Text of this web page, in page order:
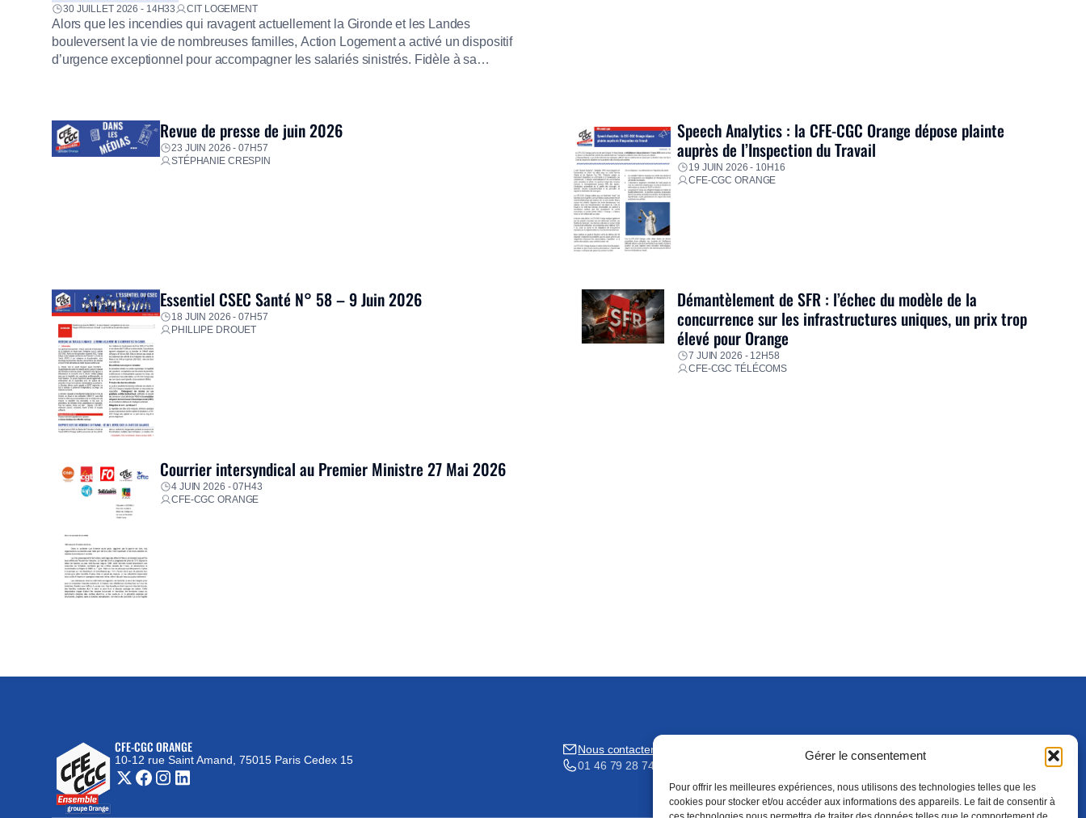
Gérer le consentement
Pour offrir les meilleures expériences, nous utilisons des technologies telles que les
cookies pour stocker et/ou accéder aux informations des appareils. Le fait de consentir à
30 JUILLET 2026 - 14H33
CIT LOGEMENT
Alors que les incendies qui ravagent actuellement la Gironde et les Landes
bouleversent la vie de nombreuses familles, Action Logement a activé un dispositif
d’urgence exceptionnel pour accompagner les salariés sinistrés. Fidèle à sa
Revue de presse de juin 2026
23 JUIN 2026 - 07H57
STÉPHANIE CRESPIN
Speech Analytics : la CFE-CGC Orange dépose plainte
auprès de l’Inspection du Travail
19 JUIN 2026 - 10H16
CFE-CGC ORANGE
Essentiel CSEC Santé N° 58 – 9 Juin 2026
18 JUIN 2026 - 07H57
PHILLIPE DROUET
Démantèlement de SFR : l’échec du modèle de la
concurrence sur les infrastructures uniques, un prix trop
élevé pour Orange
7 JUIN 2026 - 12H58
CFE-CGC TÉLÉCOMS
Courrier intersyndical au Premier Ministre 27 Mai 2026
4 JUIN 2026 - 07H43
CFE-CGC ORANGE
CFE-CGC ORANGE
10-12 rue Saint Amand, 75015 Paris Cedex 15
(nouvelle fenêtre)
Nous contacter
01 46 79 28 74
S'ABONNER
(NOUVELLE FENÊTRE)
ADHÉRER